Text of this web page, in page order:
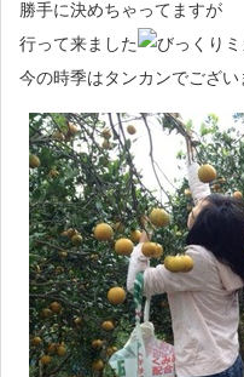
勝手に決めちゃってますが
行って来ました
今の時季はタンカンでござい